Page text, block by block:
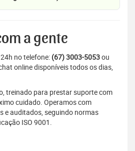
a gente
no telefone: (67) 3003-5053ou
online disponíveis todos os dias,
treinado para prestar suporte com
cuidado. Operamos com
e auditados, seguindo normas
ISO 9001.